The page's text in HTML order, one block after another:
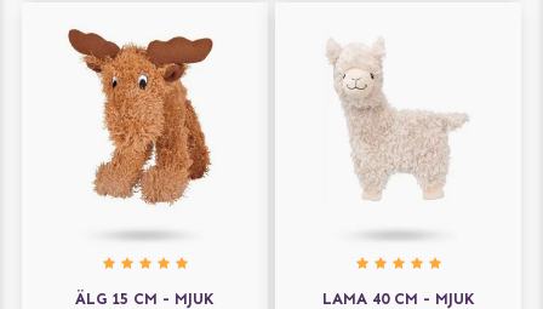
ÄLG 15 CM - MJUK
LAMA 40 CM - MJUK